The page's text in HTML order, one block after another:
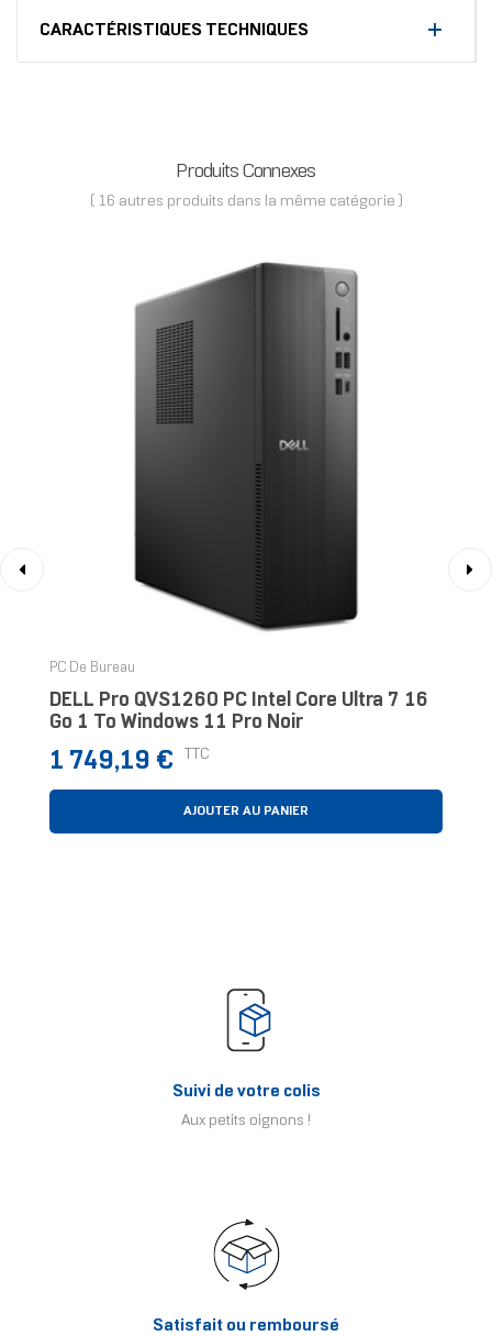
CARACTÉRISTIQUES TECHNIQUES
Produits Connexes
( 16 autres produits dans la même catégorie )
PC De Bureau
DELL Pro QVS1260 PC Intel Core Ultra 7 16
Go 1 To Windows 11 Pro Noir
Prix
1 749,19 € TTC
AJOUTER AU PANIER
Suivi de votre colis
Aux petits oignons !
Satisfait ou remboursé